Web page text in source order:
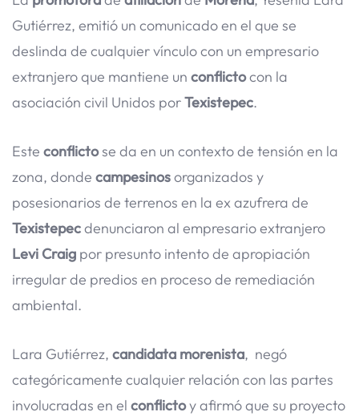
Gutiérrez, emitió un comunicado en el que se
deslinda de cualquier vínculo con un empresario
extranjero que mantiene un conflictocon la
asociación civil Unidos porTexistepec.
Este conflictose da en un contexto de tensión en la
zona, donde campesinosorganizados y
posesionarios de terrenos en la ex azufrera de
Texistepecdenunciaron al empresario extranjero
Levi Craig por presunto intento de apropiación
irregular de predios en proceso de remediación
ambiental.
Lara Gutiérrez, candidata morenista, negó
categóricamente cualquier relación con las partes
involucradas en el conflictoy afirmó que su proyecto